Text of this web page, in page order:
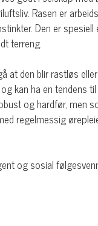
Rasen er
Den er
terreng.
den blir rastløs
kan ha en tendens
og hardfør, men
regelmessig
og sosial